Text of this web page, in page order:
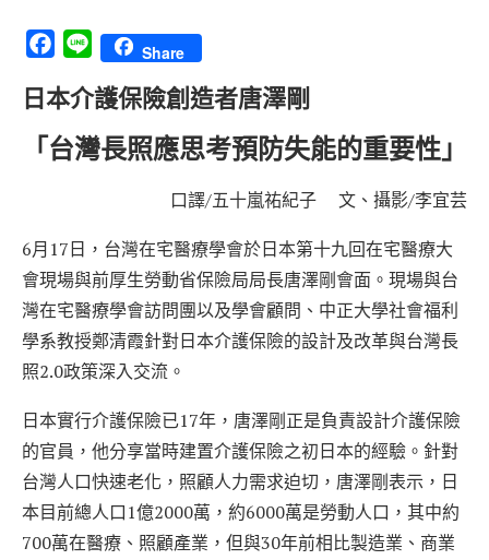
Facebook
Line Share
日本介護保險創造者唐澤剛
「台灣長照應思考預防失能的重要性」
口譯/五十嵐祐紀子 文、攝影/李宜芸
6月17日，台灣在宅醫療學會於日本第十九回在宅醫療大
會現場與前厚生勞動省保險局局長唐澤剛會面。現場與台
灣在宅醫療學會訪問團以及學會顧問、中正大學社會福利
學系教授鄭清霞針對日本介護保險的設計及改革與台灣長
照2.0政策深入交流。
日本實行介護保險已17年，唐澤剛正是負責設計介護保險
的官員，他分享當時建置介護保險之初日本的經驗。針對
台灣人口快速老化，照顧人力需求迫切，唐澤剛表示，日
本目前總人口1億2000萬，約6000萬是勞動人口，其中約
700萬在醫療、照顧產業，但與30年前相比製造業、商業